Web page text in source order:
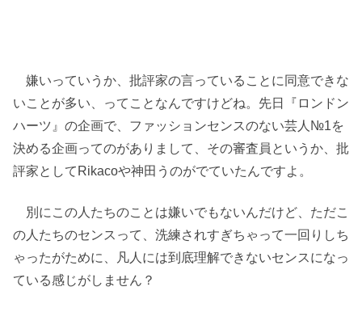
嫌いっていうか、批評家の言っていることに同意できな
いことが多い、ってことなんですけどね。先日『ロンドン
ハーツ』の企画で、ファッションセンスのない芸人№1を
決める企画ってのがありまして、その審査員というか、批
評家としてRikacoや神田うのがでていたんですよ。
別にこの人たちのことは嫌いでもないんだけど、ただこ
の人たちのセンスって、洗練されすぎちゃって一回りしち
ゃったがために、凡人には到底理解できないセンスになっ
ている感じがしません？